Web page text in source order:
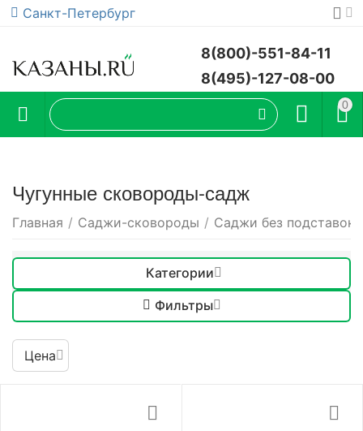
Санкт-Петербург
8(800)-551-84-11
8(495)-127-08-00
0
Чугунные сковороды-садж
Главная / Саджи-сковороды / Саджи без подставок
Категории
Фильтры
Цена